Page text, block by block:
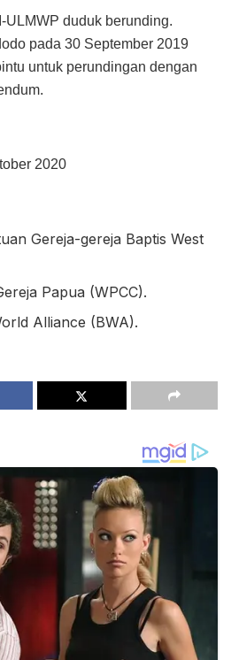
ULMWP duduk berunding.
pada 30 September 2019
untuk perundingan dengan
2020
Gereja-gereja Baptis West
Papua (WPCC).
Alliance (BWA).